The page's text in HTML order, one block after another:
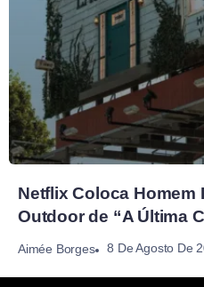
Netflix Coloca Homem
Outdoor de “A Última
Aimée Borges 8 De Agosto De